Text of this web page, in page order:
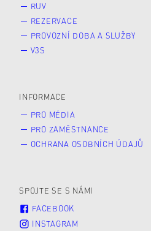
RUV
REZERVACE
PROVOZNÍ DOBA A SLUŽBY
V3S
INFORMACE
PRO MÉDIA
PRO ZAMĚSTNANCE
OCHRANA OSOBNÍCH ÚDAJŮ
SPOJTE SE S NÁMI
FACEBOOK
INSTAGRAM